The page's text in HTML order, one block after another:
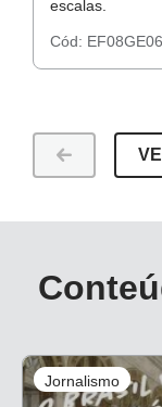
escalas.
Cód: EF08GE06
Jornalismo